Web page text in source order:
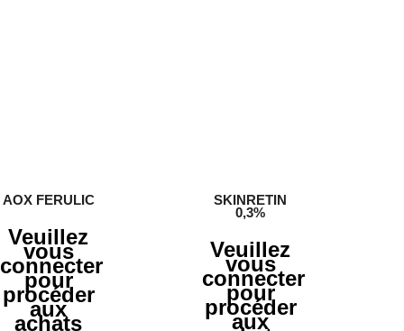
AOX FERULIC
Veuillez
vous
connecter
pour
procéder
aux
achats
SKINRETIN
0,3%
Veuillez
vous
connecter
pour
procéder
aux